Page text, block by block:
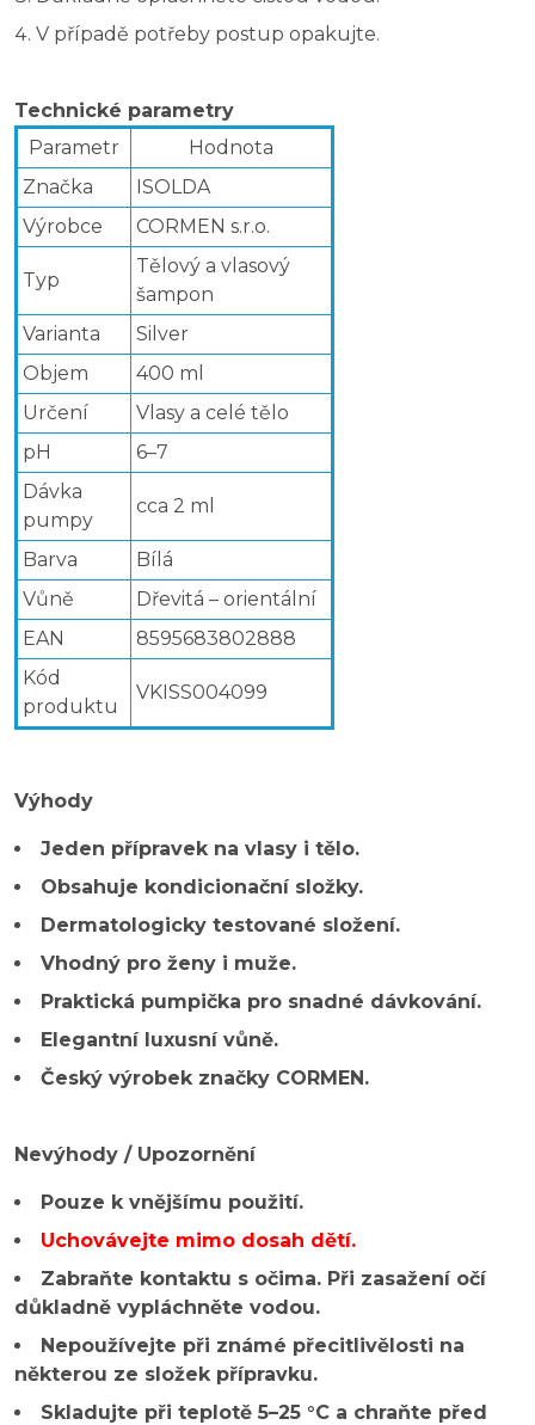
V případě potřeby postup opakujte.
Technické parametry
Parametr
Hodnota
Značka
ISOLDA
Výrobce
CORMEN s.r.o.
Typ
Tělový a vlasový
šampon
Varianta
Silver
Objem
400 ml
Určení
Vlasy a celé tělo
pH
6–7
Dávka
pumpy
cca 2 ml
Barva
Bílá
Vůně
Dřevitá – orientální
EAN
8595683802888
Kód
produktu
VKISS004099
Výhody
Jeden přípravek na vlasy i tělo.
Obsahuje kondicionační složky.
Dermatologicky testované složení.
Vhodný pro ženy i muže.
Praktická pumpička pro snadné dávkování.
Elegantní luxusní vůně.
Český výrobek značky CORMEN.
Nevýhody / Upozornění
Pouze k vnějšímu použití.
Uchovávejte mimo dosah dětí.
Zabraňte kontaktu s očima. Při zasažení očí
důkladně vypláchněte vodou.
Nepoužívejte při známé přecitlivělosti na
některou ze složek přípravku.
Skladujte při teplotě 5–25 °C a chraňte před